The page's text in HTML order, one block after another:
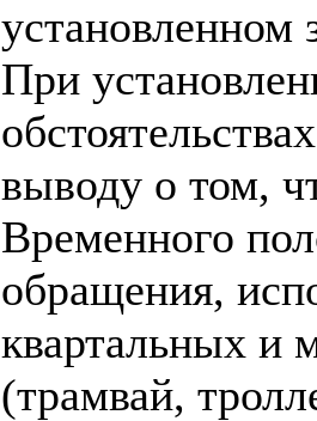
установленном
При
выводу о том,
Временного
обращения,
квартальных и
(трамвай,